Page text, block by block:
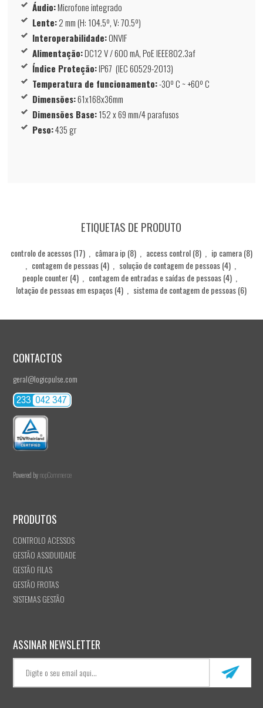
Áudio:Microfone integrado
Lente:2 mm (H: 104.5º, V: 70.5º)
Interoperabilidade:ONVIF
Alimentação:DC12 V / 600 mA, PoE IEEE802.3af
Índice Proteção:IP67 (IEC 60529-2013)
Temperatura de funcionamento:-30º C ~ +60º C
Dimensões:61x168x36mm
Dimensões Base:152 x 69 mm/4 parafusos
Peso:435 gr
ETIQUETAS DE PRODUTO
controlo de acessos(17) câmara ip (8) access control(8) ip camera(8)
contagem de pessoas(4) solução de contagem de pessoas(4)
people counter(4) contagem de entradas e saídas de pessoas(4)
lotação de pessoas em espaços(4) sistema de contagem de pessoas(6)
CONTACTOS
geral@logicpulse.com
Powered bynopCommerce
PRODUTOS
CONTROLO ACESSOS
GESTÃO ASSIDUIDADE
GESTÃO FILAS
GESTÃO FROTAS
SISTEMAS GESTÃO
ASSINAR NEWSLETTER